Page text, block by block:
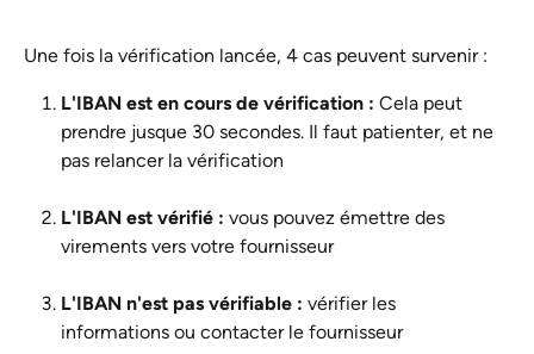
Une fois la vérification lancée, 4 cas peuvent survenir :
L'IBAN est en cours de vérification : Cela peut
prendre jusque 30 secondes. Il faut patienter, et ne
pas relancer la vérification
L'IBAN est vérifié : vous pouvez émettre des
virements vers votre fournisseur
L'IBAN n'est pas vérifiable : vérifier les
informations ou contacter le fournisseur